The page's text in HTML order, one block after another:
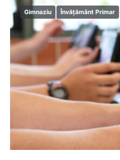
Gimnaziu Învățământ Primar